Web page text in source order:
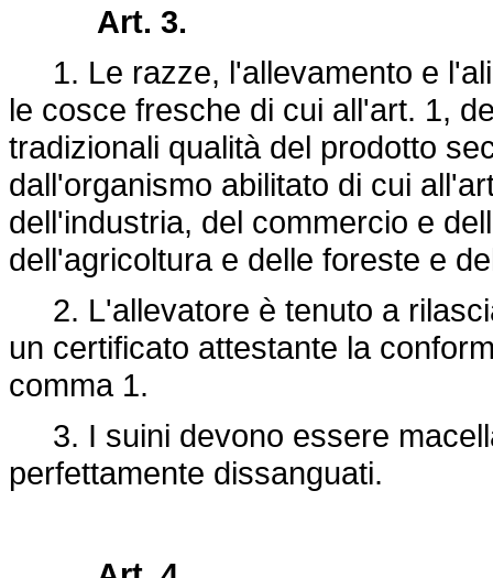
Art. 3.
1. Le razze, l'allevamento e
le cosce fresche di cui all'art. 1,
tradizionali qualità del prodotto
dall'organismo abilitato di cui
dell'industria, del commercio e
dell'agricoltura e delle foreste e
2. L'allevatore è tenuto a
un certificato attestante la
comma 1.
3. I suini devono essere
perfettamente dissanguati.